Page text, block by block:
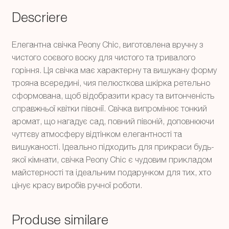
handmade
Descriere
Елегантна свічка Peony Chic, виготовлена ​​вручну з
чистого соєвого воску для чистого та тривалого
горіння. Ця свічка має характерну та вишукану форму
трояна всередині, чия пелюсткова шкірка ретельно
сформована, щоб відобразити красу та витонченість
справжньої квітки півонії. Свічка випромінює тонкий
аромат, що нагадує сад, повний півоній, доповнюючи
чуттєву атмосферу відтінком елегантності та
вишуканості. Ідеально підходить для прикраси будь-
якої кімнати, свічка Peony Chic є чудовим прикладом
майстерності та ідеальним подарунком для тих, хто
цінує красу виробів ручної роботи.
Produse similare